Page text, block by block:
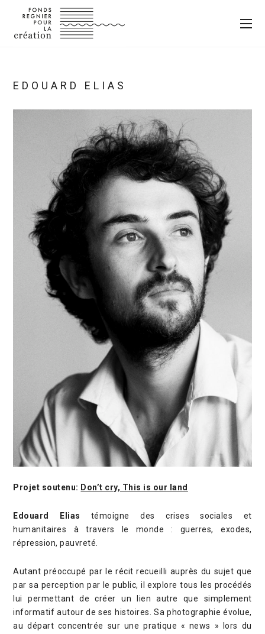
EDOUARD ELIAS
Projet soutenu: Don’t cry, This is our land
Edouard Elias
témoigne des crises sociales et
humanitaires à travers le monde : guerres, exodes,
répression, pauvreté.
Autant préoccupé par le récit recueilli auprès du sujet que
par sa perception par le public, il explore tous les procédés
lui permettant de créer un lien autre que simplement
informatif autour de ses histoires. Sa photographie évolue,
au départ concentrée sur une pratique « news » lors du